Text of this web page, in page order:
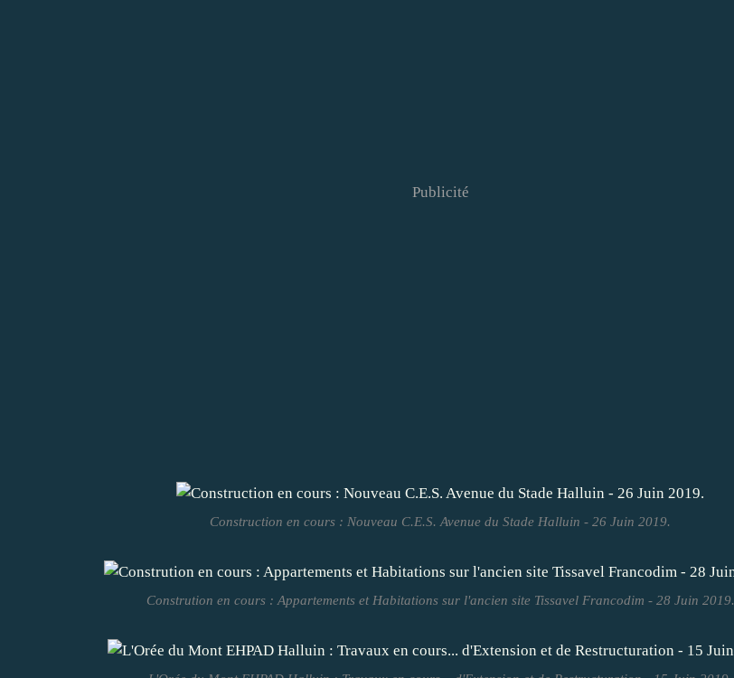
Publicité
Construction en cours : Nouveau C.E.S. Avenue du Stade Halluin - 26 Juin 2019.
Constrution en cours : Appartements et Habitations sur l'ancien site Tissavel Francodim - 28 Juin 2019.